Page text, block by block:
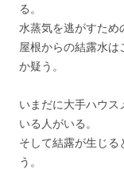
る。
水蒸気を逃がすため
屋根からの結露水
か疑う。
いまだに大手ハウス
いる人がいる。
そして結露が生じ
う。